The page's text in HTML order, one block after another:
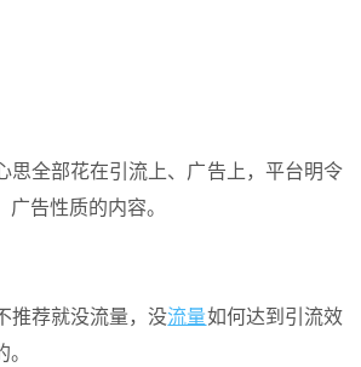
思全部花在引流上、广告上，平台明令
告性质的内容。
推荐就没流量，没流量如何达到引流效